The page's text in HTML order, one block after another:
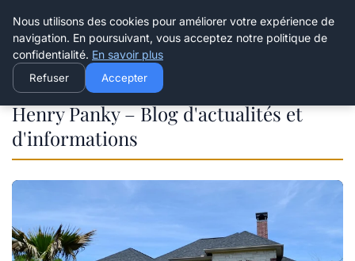
Henry Panky
Henry Panky – Blog d'actualités et
d'informations
Nous utilisons des cookies pour améliorer votre expérience de
navigation. En poursuivant, vous acceptez notre politique de
confidentialité. En savoir plus
Refuser Accepter